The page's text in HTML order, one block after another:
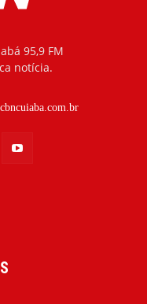
95,9 FM
notícia.